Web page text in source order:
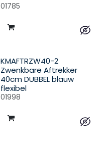
01785
KMAFTRZW40-2
Zwenkbare Aftrekker
40cm DUBBEL blauw
flexibel
01998